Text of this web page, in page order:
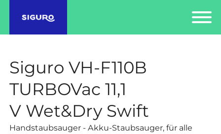
Siguro VH-F110B
TURBOVac 11,1
V Wet&Dry Swift
Handstaubsauger - Akku-Staubsauger, für alle